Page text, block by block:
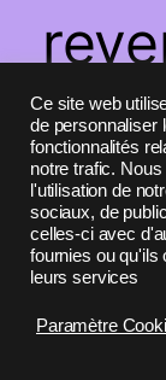
Ce site web
de personnaliser
fonctionnalités
notre trafic.
l'utilisation de
sociaux, de
celles-ci avec
fournies ou qu'ils
leurs services
Paramètre